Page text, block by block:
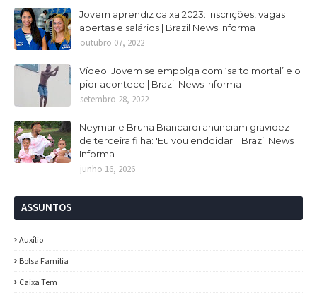
Jovem aprendiz caixa 2023: Inscrições, vagas
abertas e salários | Brazil News Informa
outubro 07, 2022
Vídeo: Jovem se empolga com ‘salto mortal’ e o
pior acontece | Brazil News Informa
setembro 28, 2022
Neymar e Bruna Biancardi anunciam gravidez
de terceira filha: 'Eu vou endoidar' | Brazil News
Informa
junho 16, 2026
ASSUNTOS
Auxílio
Bolsa Família
Caixa Tem